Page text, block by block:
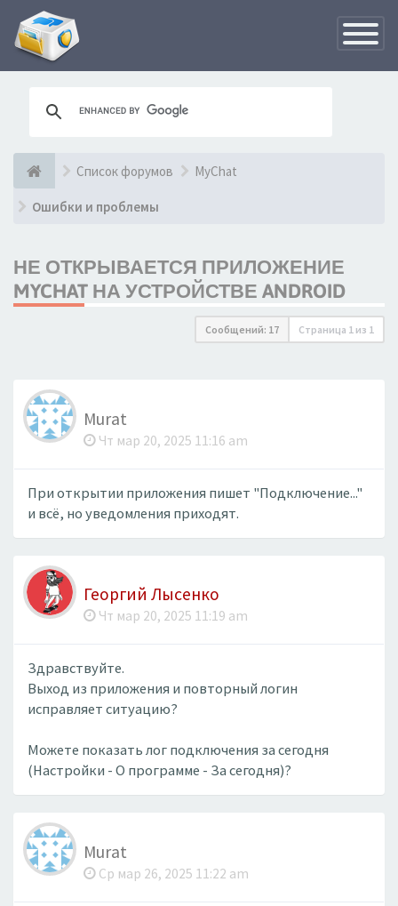
Список форумов MyChat
Ошибки и проблемы
НЕ ОТКРЫВАЕТСЯ ПРИЛОЖЕНИЕ
MYCHAT НА УСТРОЙСТВЕ ANDROID
Сообщений: 17 Страница 1 из 1
Murat
Чт мар 20, 2025 11:16 am
При открытии приложения пишет "Подключение..."
и всё, но уведомления приходят.
Георгий Лысенко
Чт мар 20, 2025 11:19 am
Здравствуйте.
Выход из приложения и повторный логин
исправляет ситуацию?
Можете показать лог подключения за сегодня
(Настройки - О программе - За сегодня)?
Murat
Ср мар 26, 2025 11:22 am